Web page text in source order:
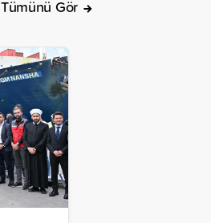
Tümünü Gör